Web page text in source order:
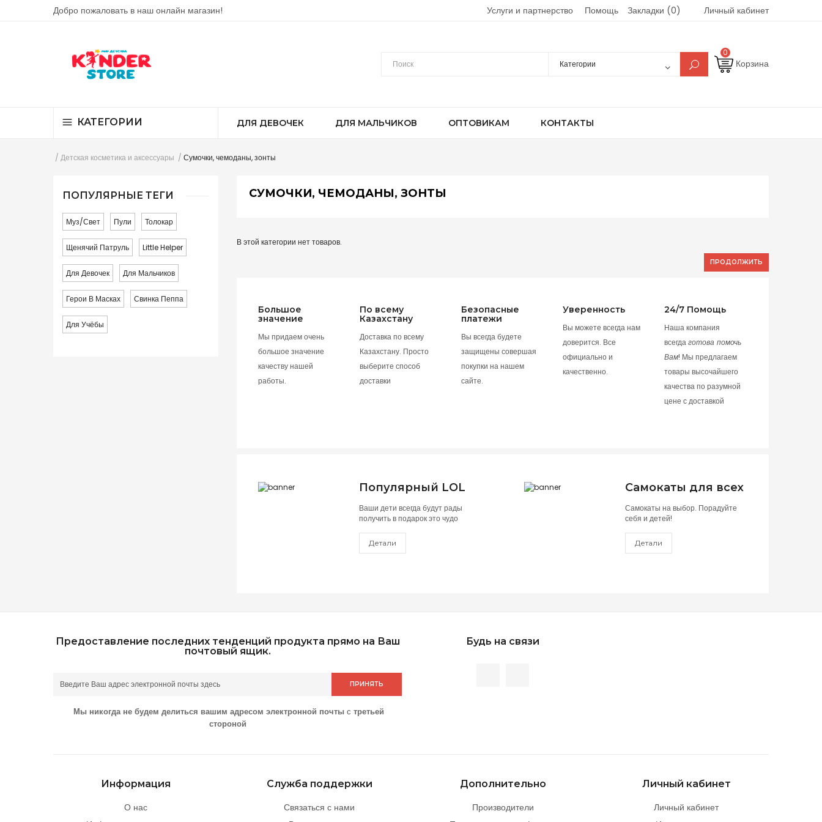
Добро пожаловать в наш онлайн магазин! Закладки (0) Личный кабинет
Услуги и партнерство Помощь
Корзина
0
КАТЕГОРИИ ДЛЯ ДЕВОЧЕК ДЛЯ МАЛЬЧИКОВ ОПТОВИКАМ КОНТАКТЫ
Детская косметика и аксессуары Сумочки, чемоданы, зонты
ПОПУЛЯРНЫЕ ТЕГИ
Муз/свет Пули Толокар
Щенячий Патруль Little Helper
Для Девочек Для Мальчиков
Герои В Масках Свинка Пеппа
Для Учёбы
СУМОЧКИ, ЧЕМОДАНЫ, ЗОНТЫ
В этой категории нет товаров.
ПРОДОЛЖИТЬ
Большое
значение
Мы придаем очень
большое значение
качеству нашей
работы.
По всему
Казахстану
Доставка по всему
Казахстану. Просто
выберите способ
доставки
Безопасные
платежи
Вы всегда будете
защищены совершая
покупки на нашем
сайте.
Уверенность
Вы можете всегда нам
доверится. Все
официально и
качественно.
24/7 Помощь
Наша компания
всегдаготова помочь
Вам! Мы предлагаем
товары высочайшего
качества по разумной
цене с доставкой
Популярный LOL
Ваши дети всегда будут рады
получить в подарок это чудо
Детали
Самокаты для всех
Самокаты на выбор. Порадуйте
себя и детей!
Детали
Предоставление последних тенденций продукта прямо на Ваш
почтовый ящик.
ПРИНЯТЬ
Мы никогда не будем делиться вашим адресом электронной почты с третьей
стороной
Будь на связи
Информация
О нас
Служба поддержки
Связаться с нами
Дополнительно
Производители
Личный кабинет
Личный кабинет